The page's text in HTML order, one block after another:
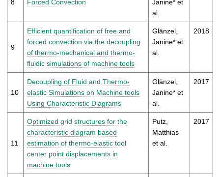
8
Forced Convection
Janine* et
al.
9
Efficient quantification of free and
forced convection via the decoupling
of thermo-mechanical and thermo-
fluidic simulations of machine tools
Glänzel,
Janine* et
al.
2018
10
Decoupling of Fluid and Thermo-
elastic Simulations on Machine tools
Using Characteristic Diagrams
Glänzel,
Janine* et
al.
2017
11
Optimized grid structures for the
characteristic diagram based
estimation of thermo-elastic tool
center point displacements in
machine tools
Putz,
Matthias
et al.
2017